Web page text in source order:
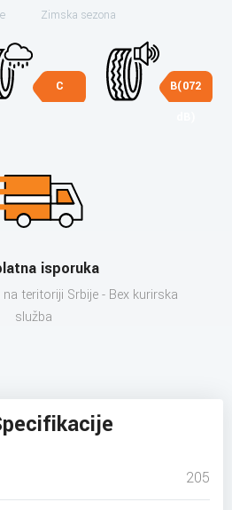
Zimska sezona
C
B(072
isporuka
teritoriji Srbije - Bex kurirska
služba
205